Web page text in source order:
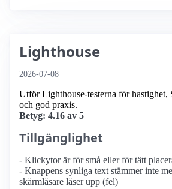
Lighthouse
2026-07-08
Utför Lighthouse-testerna för
och god praxis.
Betyg: 4.16 av 5
Tillgänglighet
- Klickytor är för små eller för tätt
- Knappens synliga text stämmer inte
skärmläsare läser upp (fel)